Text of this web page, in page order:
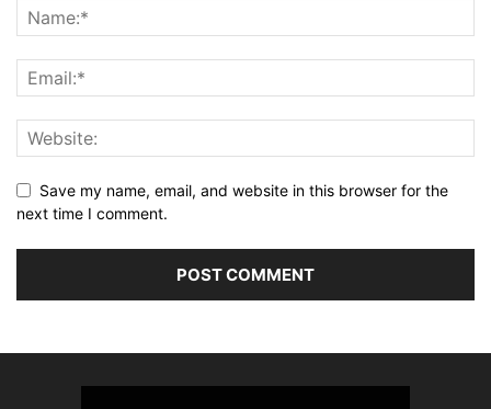
Save my name, email, and website in this browser for the
next time I comment.